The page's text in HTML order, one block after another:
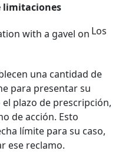
limitaciones
Los
una cantidad de
para presentar su
plazo de prescripción,
de acción. Esto
límite para su caso,
ese reclamo.